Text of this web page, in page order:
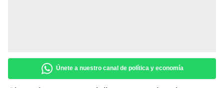
Únete a nuestro canal de política y economía